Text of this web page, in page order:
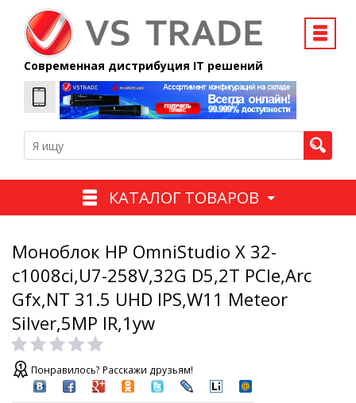
Современная дистрибуция IT решений
КАТАЛОГ ТОВАРОВ
Моноблок HP OmniStudio X 32-
c1008ci,U7-258V,32G D5,2T PCIe,Arc
Gfx,NT 31.5 UHD IPS,W11 Meteor
Silver,5MP IR,1yw
Понравилось? Расскажи друзьям!